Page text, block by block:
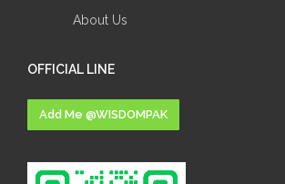
About Us
OFFICIAL LINE
Add Me @WISDOMPAK